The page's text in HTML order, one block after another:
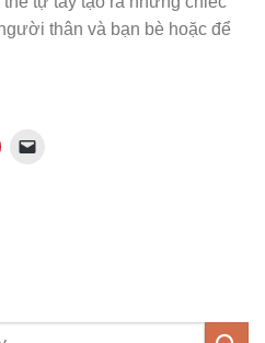
thân và bạn bè hoặc để